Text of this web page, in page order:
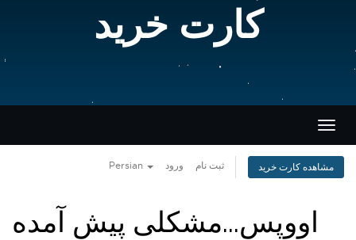
کارت خرید
تغییر
Persian ورود ثبت نام مشاهده کارت خرید
اووپس...مشکلی پیش آمده